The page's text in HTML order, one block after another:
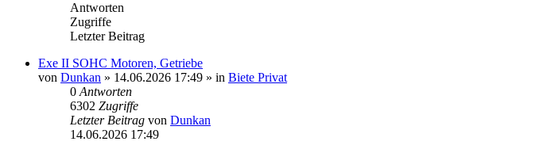
Antworten
Zugriffe
Letzter Beitrag
Exe II SOHC Motoren, Getriebe
von Dunkan » 14.06.2026 17:49 » in Biete Privat
0 Antworten
6302 Zugriffe
Letzter Beitrag von Dunkan
14.06.2026 17:49